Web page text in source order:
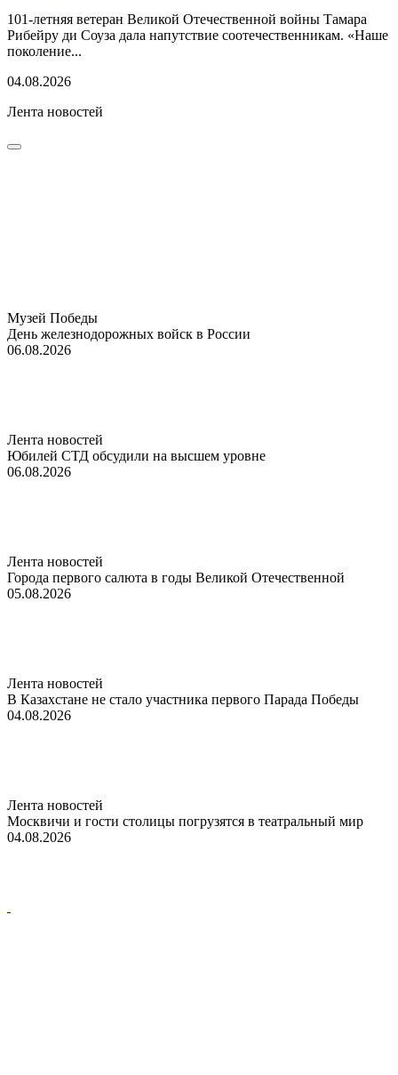
101-летняя ветеран Великой Отечественной войны Тамара
Рибейру ди Соуза дала напутствие соотечественникам. «Наше
поколение...
04.08.2026
Лента новостей
Музей Победы
День железнодорожных войск в России
06.08.2026
Лента новостей
Юбилей СТД обсудили на высшем уровне
06.08.2026
Лента новостей
Города первого салюта в годы Великой Отечественной
05.08.2026
Лента новостей
В Казахстане не стало участника первого Парада Победы
04.08.2026
Лента новостей
Москвичи и гости столицы погрузятся в театральный мир
04.08.2026